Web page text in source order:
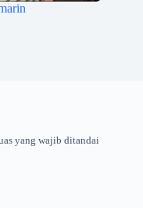
yang wajib ditandai